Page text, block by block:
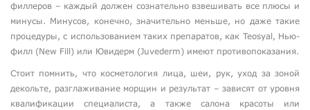
филлеров – каждый должен сознательно взвешивать все плюсы и
минусы. Минусов, конечно, значительно меньше, но даже такие
процедуры, с использованием таких препаратов, как Teosyal, Нью-
филл (New Fill) или Ювидерм (Juvederm) имеют противопоказания.
Стоит помнить, что косметология лица, шеи, рук, уход за зоной
декольте, разглаживание морщин и результат – зависят от уровня
квалификации специалиста, а также салона красоты или